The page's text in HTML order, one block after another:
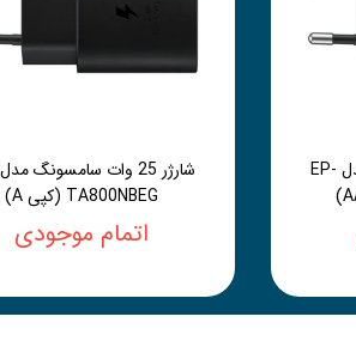
شارژر 25 وات سامسونگ مدل EP-
TA800NBEG (کپی A)
اتمام موجودی